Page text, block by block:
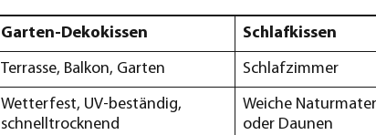
Garten-Dekokissen Schlafkissen
Terrasse, Balkon, Garten Schlafzimmer
Wetterfest, UV-beständig,
schnelltrocknend
Weiche
oder Daunen